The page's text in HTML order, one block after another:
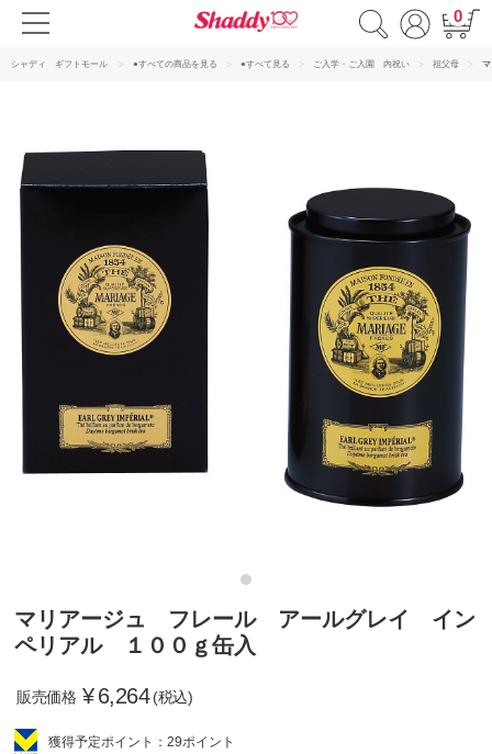
0
シャディ ギフトモール ●すべての商品を見る ●すべて見る ご入学・ご入園 内祝い 祖父母
マリアージュ フレール アールグレイ イン
ペリアル １００ｇ缶入
販売価格 ¥6,264 (税込)
獲得予定ポイント：29ポイント